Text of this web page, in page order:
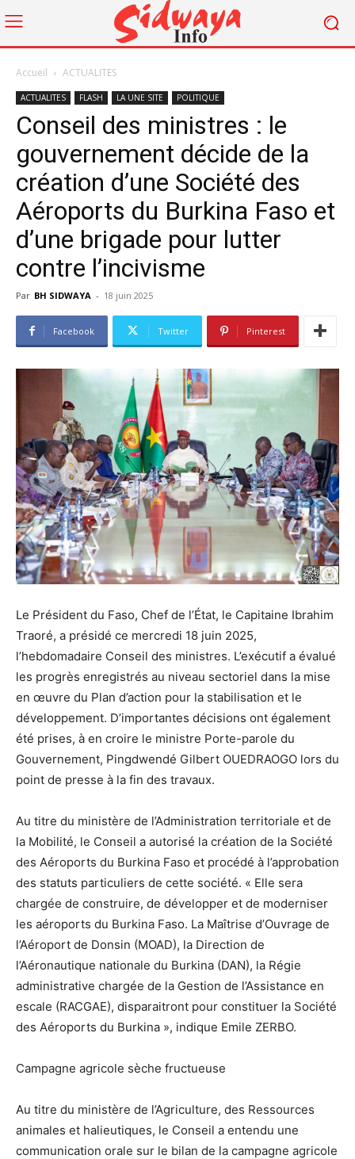
Accueil ACTUALITES
ACTUALITES FLASH LA UNE SITE POLITIQUE
Conseil des ministres : le
gouvernement décide de la
création d’une Société des
Aéroports du Burkina Faso et
d’une brigade pour lutter
contre l’incivisme
Par BH SIDWAYA - 18 juin 2025
Facebook Twitter Pinterest
Le Président du Faso, Chef de l’État, le Capitaine Ibrahim
Traoré, a présidé ce mercredi 18 juin 2025,
l’hebdomadaire Conseil des ministres. L’exécutif a évalué
les progrès enregistrés au niveau sectoriel dans la mise
en œuvre du Plan d’action pour la stabilisation et le
développement. D’importantes décisions ont également
été prises, à en croire le ministre Porte-parole du
Gouvernement, Pingdwendé Gilbert OUEDRAOGO lors du
point de presse à la fin des travaux.
Au titre du ministère de l’Administration territoriale et de
la Mobilité, le Conseil a autorisé la création de la Société
des Aéroports du Burkina Faso et procédé à l’approbation
des statuts particuliers de cette société. « Elle sera
chargée de construire, de développer et de moderniser
les aéroports du Burkina Faso. La Maîtrise d’Ouvrage de
l’Aéroport de Donsin (MOAD), la Direction de
l’Aéronautique nationale du Burkina (DAN), la Régie
administrative chargée de la Gestion de l’Assistance en
escale (RACGAE), disparaitront pour constituer la Société
des Aéroports du Burkina », indique Emile ZERBO.
Campagne agricole sèche fructueuse
Au titre du ministère de l’Agriculture, des Ressources
animales et halieutiques, le Conseil a entendu une
communication orale sur le bilan de la campagne agricole